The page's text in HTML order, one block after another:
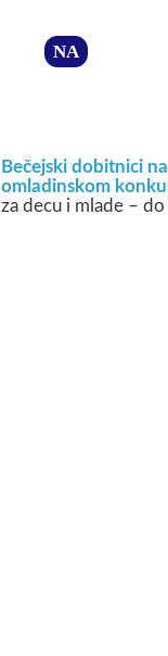
NA
Bečejski dobitnici
omladinskom
za decu i mlade –